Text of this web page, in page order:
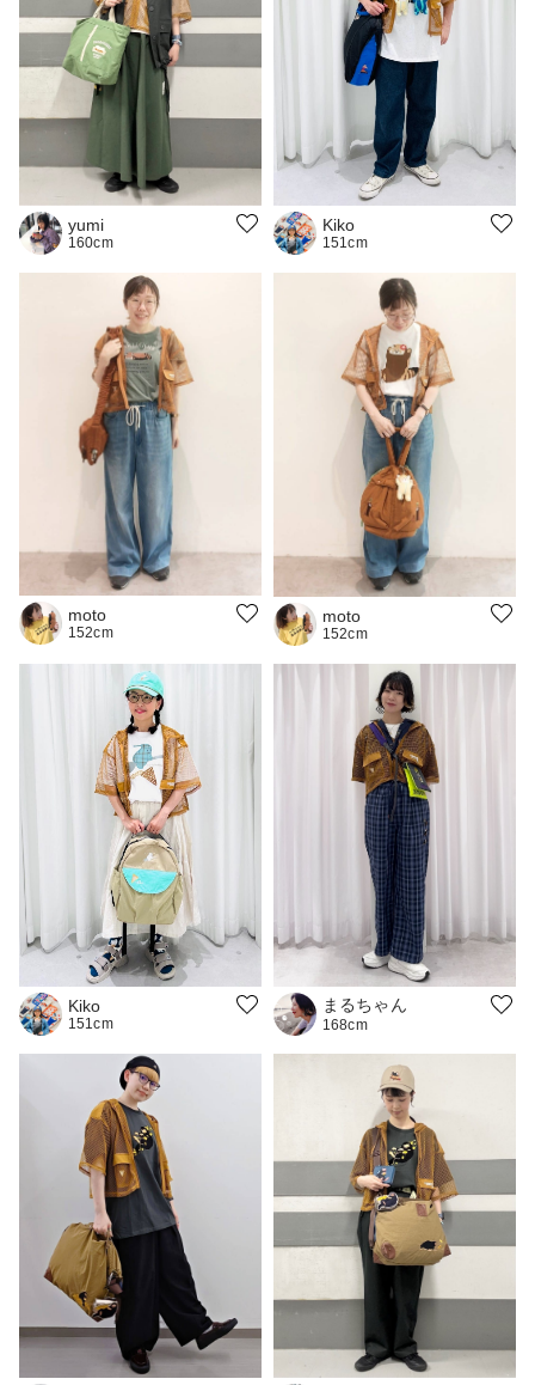
yumi
160cm
Kiko
151cm
moto
152cm
moto
152cm
Kiko
151cm
まるちゃん
168cm